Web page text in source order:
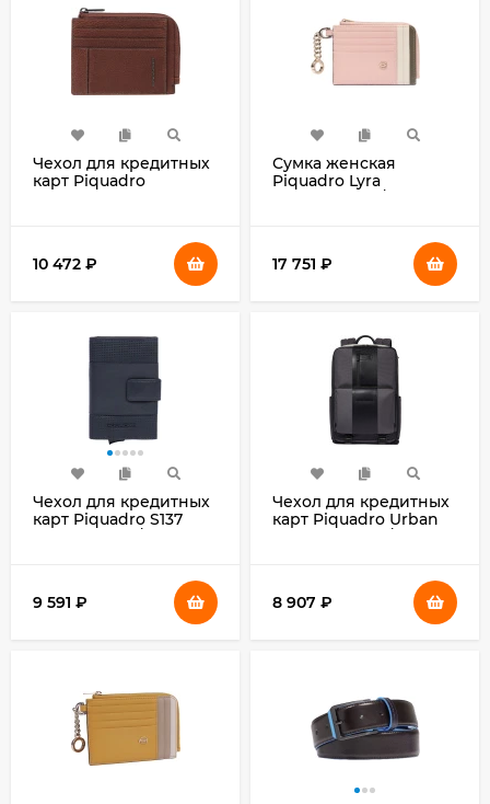
Чехол для кредитных
карт Piquadro
10 472 ₽
Сумка женская
Piquadro Lyra
17 751 ₽
Чехол для кредитных
карт Piquadro S137
9 591 ₽
Чехол для кредитных
карт Piquadro Urban
8 907 ₽